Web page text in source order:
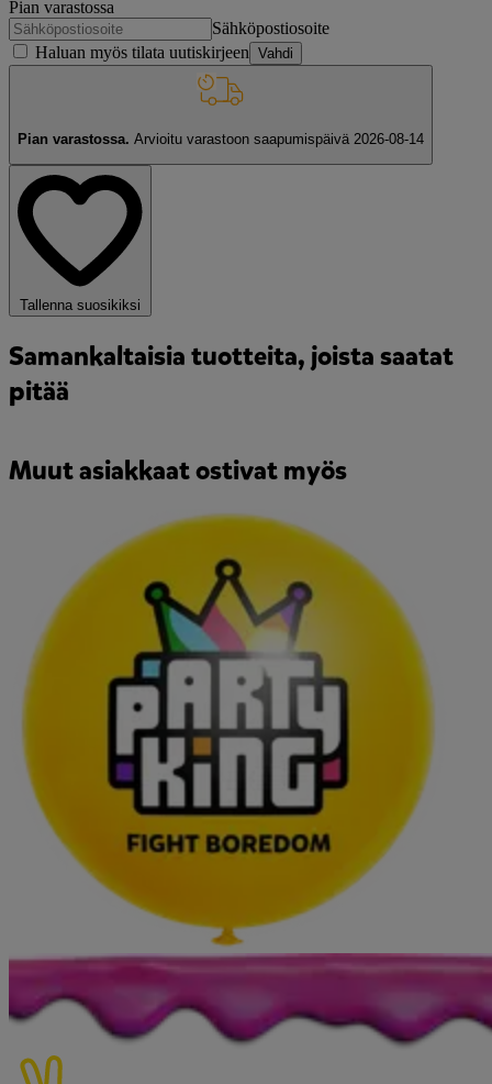
Pian varastossa
Sähköpostiosoite
Haluan myös tilata uutiskirjeen Vahdi
Pian varastossa. Arvioitu varastoon saapumispäivä 2026-08-14
Tallenna suosikiksi
Samankaltaisia tuotteita, joista saatat
pitää
Muut asiakkaat ostivat myös